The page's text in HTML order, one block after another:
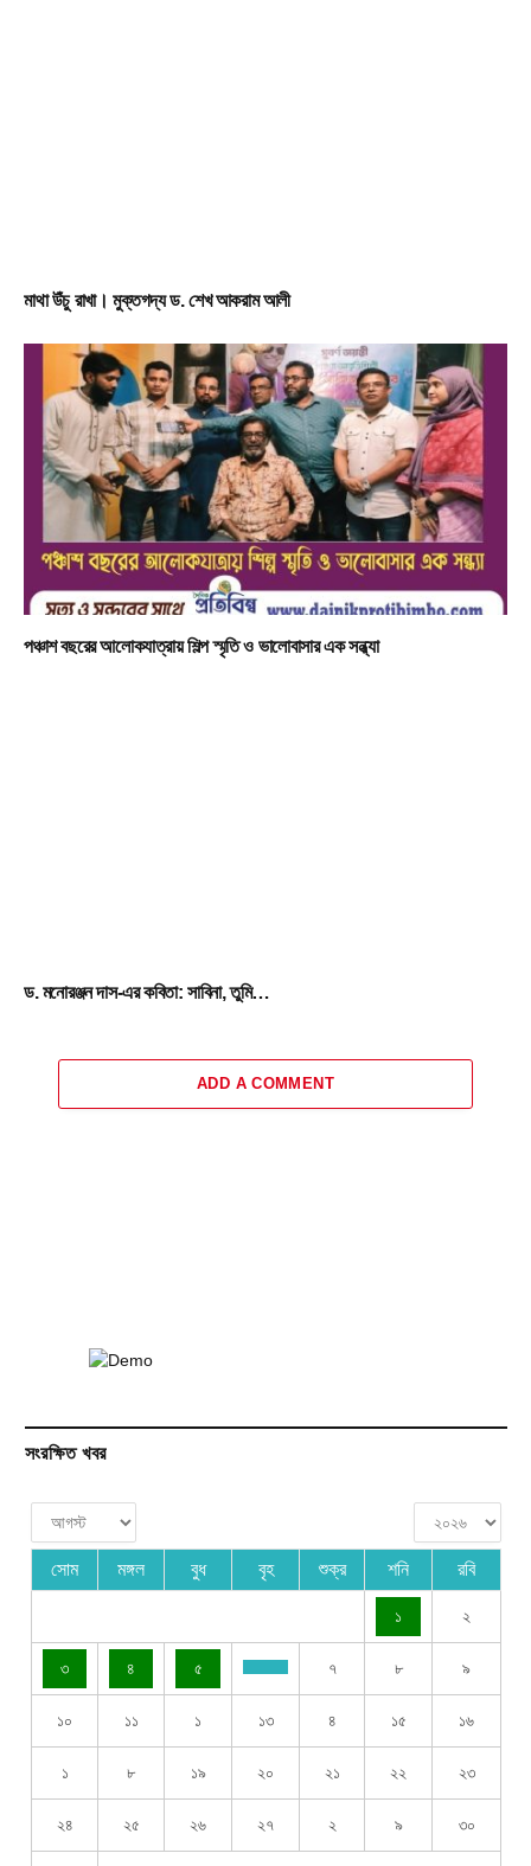
মাথা উঁচু রাখা। মুক্তগদ্য ড. শেখ আকরাম আলী
পঞ্চাশ বছরের আলোকযাত্রায় শিল্প স্মৃতি ও ভালোবাসার এক সন্ধ্যা
ড. মনোরঞ্জন দাস-এর কবিতা: সাবিনা, তুমি…
ADD A COMMENT
সংরক্ষিত খবর
সোম মঙ্গল বুধ বৃহ শুক্র শনি রবি
১ ২
৩ ৪ ৫ ৭ ৮ ৯
১০ ১১ ১ ১৩ ৪ ১৫ ১৬
১ ৮ ১৯ ২০ ২১ ২২ ২৩
২৪ ২৫ ২৬ ২৭ ২ ৯ ৩০